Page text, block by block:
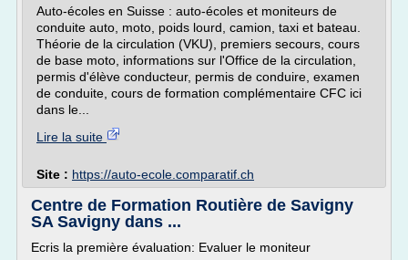
Auto-écoles en Suisse : auto-écoles et moniteurs de
conduite auto, moto, poids lourd, camion, taxi et bateau.
Théorie de la circulation (VKU), premiers secours, cours
de base moto, informations sur l'Office de la circulation,
permis d'élève conducteur, permis de conduire, examen
de conduite, cours de formation complémentaire CFC ici
dans le...
Lire la suite
Site : https://auto-ecole.comparatif.ch
Centre de Formation Routière de Savigny
SA Savigny dans ...
Ecris la première évaluation: Evaluer le moniteur